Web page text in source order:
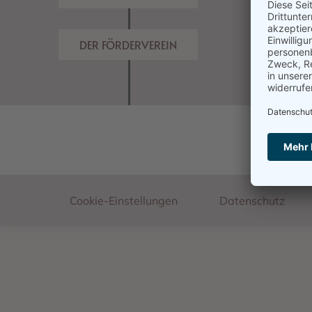
DER FÖRDERVEREIN
Footer
Cookie-Einstellungen Datenschutz